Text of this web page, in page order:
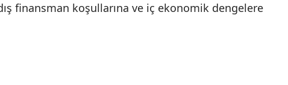
finansman koşullarına ve iç ekonomik dengelere